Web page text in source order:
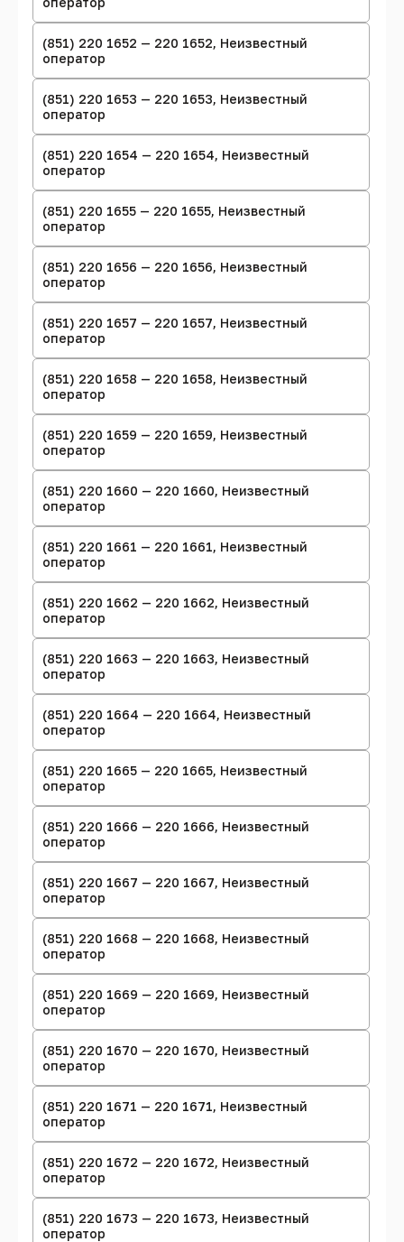
(851) 220 1652 — 220 1652, Неизвестный
оператор
(851) 220 1653 — 220 1653, Неизвестный
оператор
(851) 220 1654 — 220 1654, Неизвестный
оператор
(851) 220 1655 — 220 1655, Неизвестный
оператор
(851) 220 1656 — 220 1656, Неизвестный
оператор
(851) 220 1657 — 220 1657, Неизвестный
оператор
(851) 220 1658 — 220 1658, Неизвестный
оператор
(851) 220 1659 — 220 1659, Неизвестный
оператор
(851) 220 1660 — 220 1660, Неизвестный
оператор
(851) 220 1661 — 220 1661, Неизвестный
оператор
(851) 220 1662 — 220 1662, Неизвестный
оператор
(851) 220 1663 — 220 1663, Неизвестный
оператор
(851) 220 1664 — 220 1664, Неизвестный
оператор
(851) 220 1665 — 220 1665, Неизвестный
оператор
(851) 220 1666 — 220 1666, Неизвестный
оператор
(851) 220 1667 — 220 1667, Неизвестный
оператор
(851) 220 1668 — 220 1668, Неизвестный
оператор
(851) 220 1669 — 220 1669, Неизвестный
оператор
(851) 220 1670 — 220 1670, Неизвестный
оператор
(851) 220 1671 — 220 1671, Неизвестный
оператор
(851) 220 1672 — 220 1672, Неизвестный
оператор
(851) 220 1673 — 220 1673, Неизвестный
оператор